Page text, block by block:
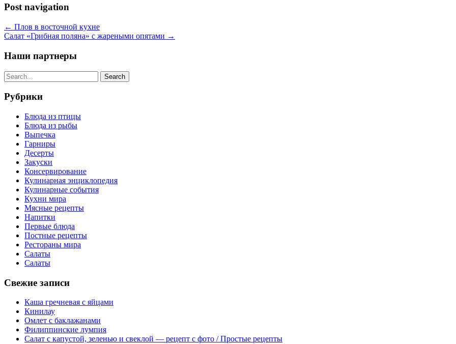
Post navigation
← Плов в восточной кухне
Салат «Грибная поляна» с жареными опятами →
Наши партнеры
Рубрики
Блюда из птицы
Блюда из рыбы
Выпечка
Гарниры
Десерты
Закуски
Консервирование
Кулинарная энциклопедия
Кулинарные события
Кухни мира
Мясные рецепты
Напитки
Первые блюда
Постные рецепты
Рестораны мира
Салаты
Салаты
Свежие записи
Каша гречневая с яйцами
Кинилау
Омлет с баклажанами
Филиппинские лумпия
Салат с капустой, зеленью и свеклой — рецепт с фото / Простые рецепты